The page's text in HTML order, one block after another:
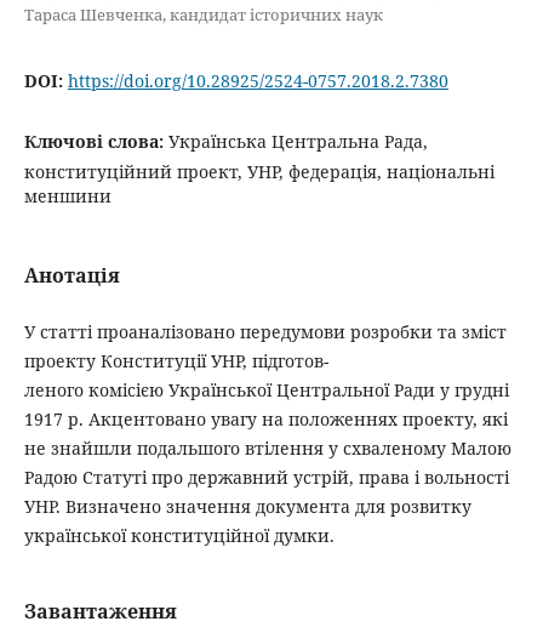
Тараса Шевченка, кандидат історичних наук
DOI: https://doi.org/10.28925/2524-0757.2018.2.7380
Ключові слова: Українська Центральна Рада,
конституційний проект, УНР, федерація, національні
меншини
Анотація
У статті проаналізовано передумови розробки та зміст
проекту Конституції УНР, підготов-
леного комісією Української Центральної Ради у грудні
1917 р. Акцентовано увагу на положеннях проекту, які
не знайшли подальшого втілення у схваленому Малою
Радою Статуті про державний устрій, права і вольності
УНР. Визначено значення документа для розвитку
української конституційної думки.
Завантаження